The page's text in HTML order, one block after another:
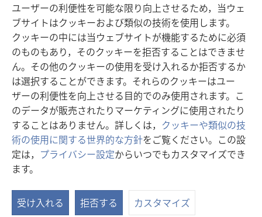
ユーザーの利便性を可能な限り向上させるため，当ウェ
ブサイトはクッキーおよび類似の技術を使用します。
クッキーの中には当ウェブサイトが機能するために必須
のものもあり，そのクッキーを拒否することはできませ
ん。その他のクッキーの使用を受け入れるか拒否するか
は選択することができます。それらのクッキーはユー
ザーの利便性を向上させる目的でのみ使用されます。こ
のデータが販売されたりマーケティングに使用されたり
することはありません。詳しくは， クッキーや類似の技
術の使用に関する世界的な方針をご覧ください。この設
定は， プライバシー設定からいつでもカスタマイズでき
ます。
受け入れる 拒否する カスタマイズ
し
い
タ
ブ
で
開
く）
ものみの塔 オンライン・ライブラリー
（新
し
い
タ
ブ
で
開
く）
JW Hub ®
（新
し
い
タ
ブ
で
開
く）
JW Library ®
Watchtower Library®
Copyright
利用規約